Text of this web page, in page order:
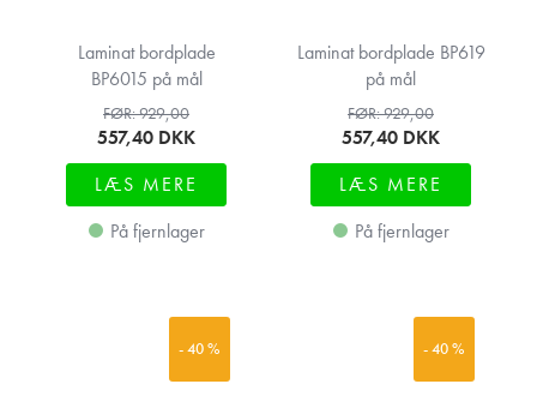
Laminat bordplade
BP6015 på mål
FØR: 929,00
557,40 DKK
LÆS MERE
På fjernlager
Laminat bordplade BP619
på mål
FØR: 929,00
557,40 DKK
LÆS MERE
På fjernlager
- 40 % - 40 %